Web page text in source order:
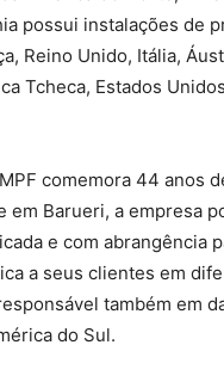
possui instalações de
Reino Unido, Itália,
Tcheca, Estados
comemora 44 anos
em Barueri, a empresa
e com abrangência
a seus clientes em
também em
do Sul.